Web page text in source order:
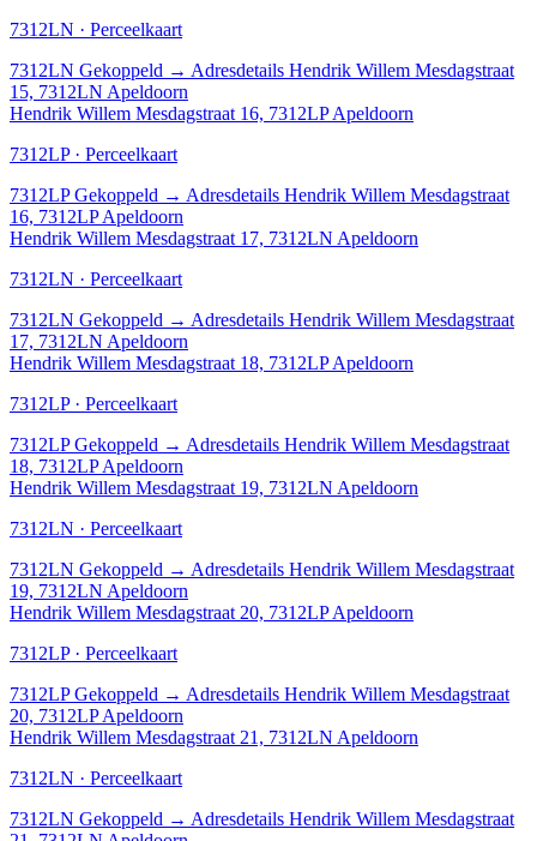
7312LN · Perceelkaart
7312LN Gekoppeld → Adresdetails Hendrik Willem Mesdagstraat
15, 7312LN Apeldoorn
Hendrik Willem Mesdagstraat 16, 7312LP Apeldoorn
7312LP · Perceelkaart
7312LP Gekoppeld → Adresdetails Hendrik Willem Mesdagstraat
16, 7312LP Apeldoorn
Hendrik Willem Mesdagstraat 17, 7312LN Apeldoorn
7312LN · Perceelkaart
7312LN Gekoppeld → Adresdetails Hendrik Willem Mesdagstraat
17, 7312LN Apeldoorn
Hendrik Willem Mesdagstraat 18, 7312LP Apeldoorn
7312LP · Perceelkaart
7312LP Gekoppeld → Adresdetails Hendrik Willem Mesdagstraat
18, 7312LP Apeldoorn
Hendrik Willem Mesdagstraat 19, 7312LN Apeldoorn
7312LN · Perceelkaart
7312LN Gekoppeld → Adresdetails Hendrik Willem Mesdagstraat
19, 7312LN Apeldoorn
Hendrik Willem Mesdagstraat 20, 7312LP Apeldoorn
7312LP · Perceelkaart
7312LP Gekoppeld → Adresdetails Hendrik Willem Mesdagstraat
20, 7312LP Apeldoorn
Hendrik Willem Mesdagstraat 21, 7312LN Apeldoorn
7312LN · Perceelkaart
7312LN Gekoppeld → Adresdetails Hendrik Willem Mesdagstraat